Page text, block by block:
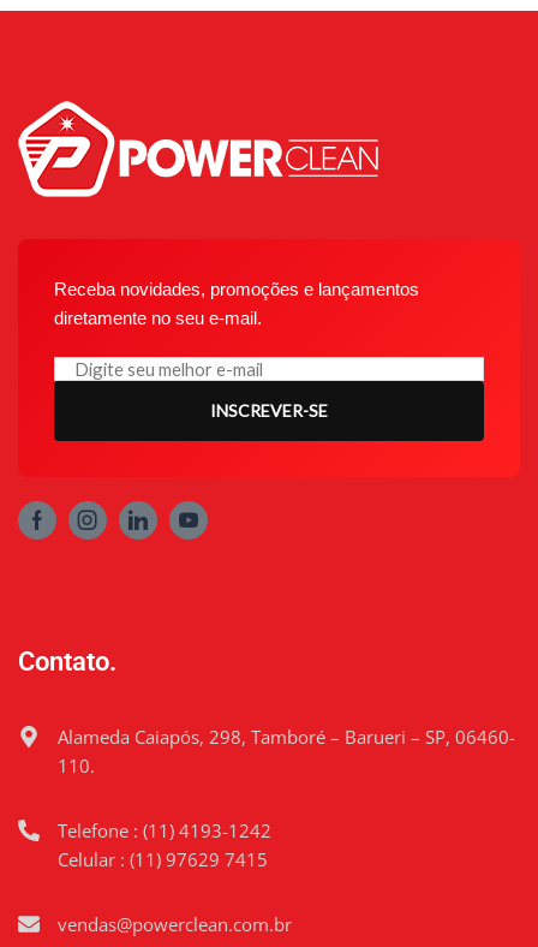
Receba novidades, promoções e lançamentos
diretamente no seu e-mail.
INSCREVER-SE
Contato.
Alameda Caiapós, 298, Tamboré – Barueri – SP, 06460-
110.
Telefone : (11) 4193-1242
Celular : (11) 97629 7415
vendas@powerclean.com.br